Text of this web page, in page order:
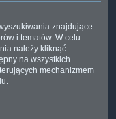
znajdujące
i tematów. W celu
należy kliknąć
na wszystkich
mechanizmem